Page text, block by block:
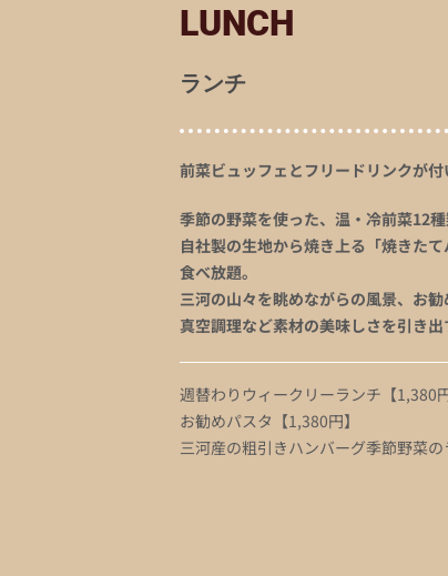
LUNCH
ランチ
前菜ビュッフェとフリードリンクが付
季節の野菜を使った、温・冷前菜12種
自社製の生地から焼き上る「焼きた
食べ放題。
三河の山々を眺めながらの風景、お
真空調理など素材の美味しさを引き出
週替わりウィークリーランチ【1,380円
お勧めパスタ【1,380円】
三河産の粗引きハンバーグ季節野菜の